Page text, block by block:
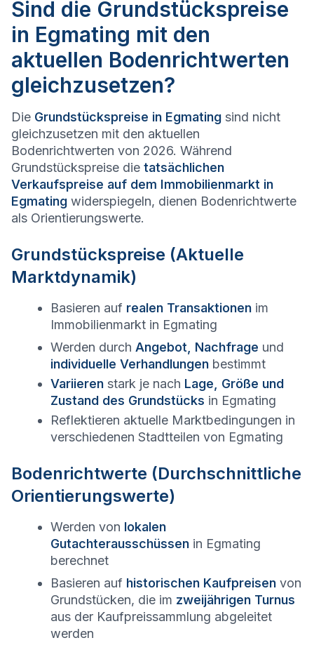
Sind die Grundstückspreise
in Egmating mit den
aktuellen Bodenrichtwerten
gleichzusetzen?
Die Grundstückspreise in Egmating sind nicht
gleichzusetzen mit den aktuellen
Bodenrichtwerten von 2026. Während
Grundstückspreise die tatsächlichen
Verkaufspreise auf dem Immobilienmarkt in
Egmating widerspiegeln, dienen Bodenrichtwerte
als Orientierungswerte.
Grundstückspreise (Aktuelle
Marktdynamik)
Basieren auf realen Transaktionen im
Immobilienmarkt in Egmating
Werden durch Angebot, Nachfrage und
individuelle Verhandlungen bestimmt
Variieren stark je nach Lage, Größe und
Zustand des Grundstücks in Egmating
Reflektieren aktuelle Marktbedingungen in
verschiedenen Stadtteilen von Egmating
Bodenrichtwerte (Durchschnittliche
Orientierungswerte)
Werden von lokalen
Gutachterausschüssen in Egmating
berechnet
Basieren auf historischen Kaufpreisen von
Grundstücken, die im zweijährigen Turnus
aus der Kaufpreissammlung abgeleitet
werden